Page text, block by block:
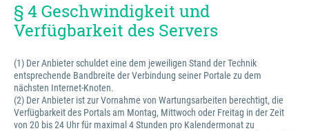
§ 4 Geschwindigkeit und
Verfügbarkeit des Servers
(1) Der Anbieter schuldet eine dem jeweiligen Stand der Technik
entsprechende Bandbreite der Verbindung seiner Portale zu dem
nächsten Internet-Knoten.
(2) Der Anbieter ist zur Vornahme von Wartungsarbeiten berechtigt, die
Verfügbarkeit des Portals am Montag, Mittwoch oder Freitag in der Zeit
von 20 bis 24 Uhr für maximal 4 Stunden pro Kalendermonat zu